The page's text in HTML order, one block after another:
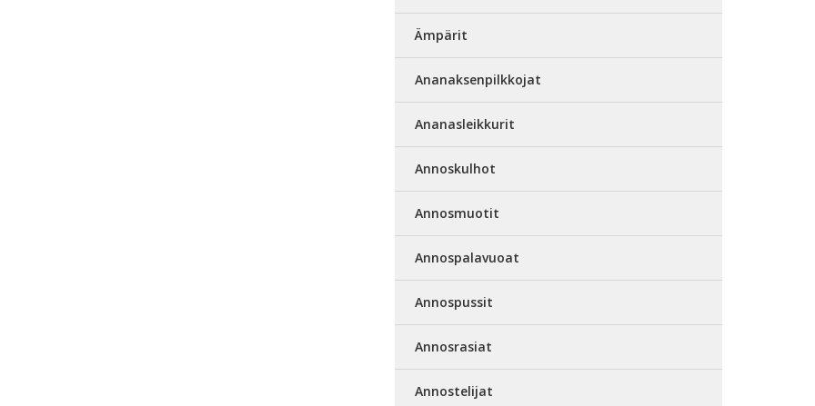
Ämpärit
Ananaksenpilkkojat
Ananasleikkurit
Annoskulhot
Annosmuotit
Annospalavuoat
Annospussit
Annosrasiat
Annostelijat